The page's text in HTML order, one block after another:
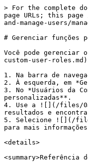
> For the complete
page URLs; this
and-manage-users/
# Gerenciar funções
Você pode gerenciar
custom-user-
1. Na barra de
2. À esquerda, em
3. No *Usuários da
personalizadas**.
4. Use a ![](/files/
resultados e
5. Selecione ![](/files/
para mais
<details>
<summary>Referência